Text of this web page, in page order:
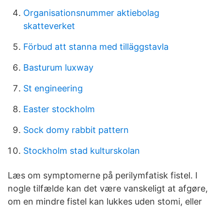
Organisationsnummer aktiebolag
skatteverket
Förbud att stanna med tilläggstavla
Basturum luxway
St engineering
Easter stockholm
Sock domy rabbit pattern
Stockholm stad kulturskolan
Læs om symptomerne på perilymfatisk fistel. I
nogle tilfælde kan det være vanskeligt at afgøre,
om en mindre fistel kan lukkes uden stomi, eller